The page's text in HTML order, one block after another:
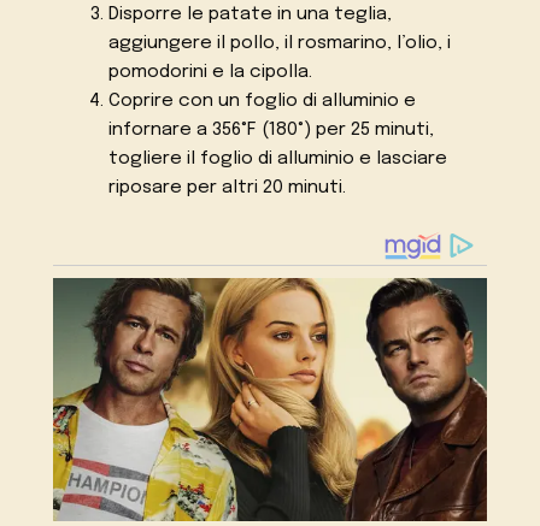
Disporre le patate in una teglia,
aggiungere il pollo, il rosmarino, l’olio, i
pomodorini e la cipolla.
Coprire con un foglio di alluminio e
infornare a 356°F (180°) per 25 minuti,
togliere il foglio di alluminio e lasciare
riposare per altri 20 minuti.